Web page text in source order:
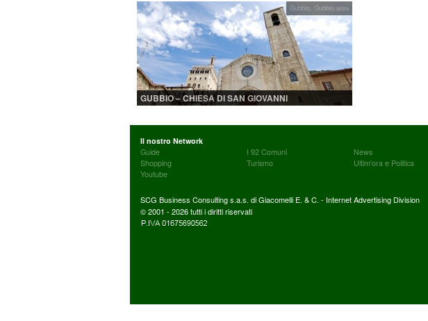
Gubbio, Gubbio area
GUBBIO – CHIESA DI SAN GIOVANNI
Il nostro Network
Guide
I 92 Comuni
News
Shopping
Turismo
Ultim'ora e Politica
Youtube
SCG Business Consulting s.a.s. di Giacomelli E. & C. - Internet Advertising Division
© 2001 - 2026 tutti i diritti riservati